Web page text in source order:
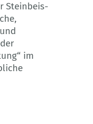
Steinbeis-
im